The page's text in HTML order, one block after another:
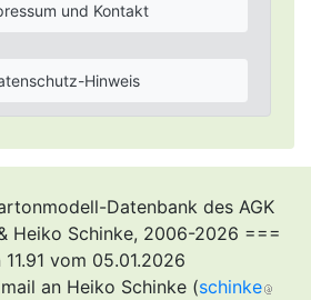
und Kontakt
Hinweis
Datenbank des AGK
Heiko Schinke, 2006-2026 ===
11.91 vom 05.01.2026
an Heiko Schinke (schinke